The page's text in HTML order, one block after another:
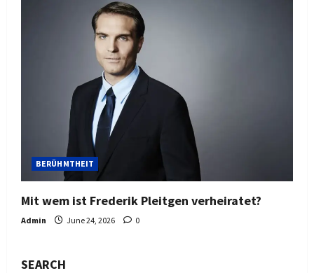
BERÜHMTHEIT
Mit wem ist Frederik Pleitgen verheiratet?
Admin June 24, 2026 0
SEARCH